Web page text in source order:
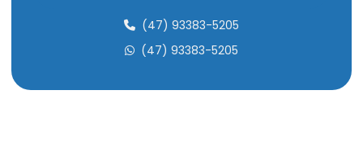
Cabo de aço para elevadores
(47) 93383-5205
(47) 93383-5205